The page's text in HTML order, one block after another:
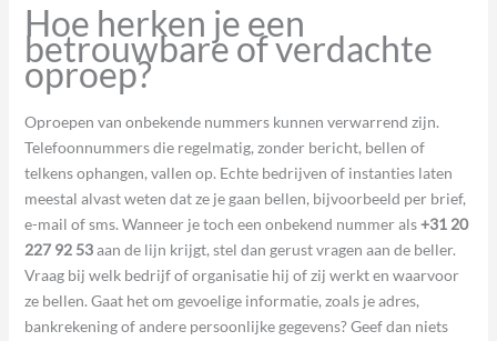
Hoe herken je een
betrouwbare of verdachte
oproep?
Oproepen van onbekende nummers kunnen verwarrend zijn.
Telefoonnummers die regelmatig, zonder bericht, bellen of
telkens ophangen, vallen op. Echte bedrijven of instanties laten
meestal alvast weten dat ze je gaan bellen, bijvoorbeeld per brief,
e-mail of sms. Wanneer je toch een onbekend nummer als+31 20
227 92 53aan de lijn krijgt, stel dan gerust vragen aan de beller.
Vraag bij welk bedrijf of organisatie hij of zij werkt en waarvoor
ze bellen. Gaat het om gevoelige informatie, zoals je adres,
bankrekening of andere persoonlijke gegevens? Geef dan niets